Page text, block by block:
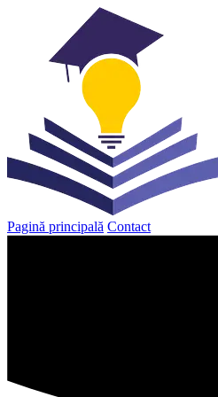
Pagină principală Contact